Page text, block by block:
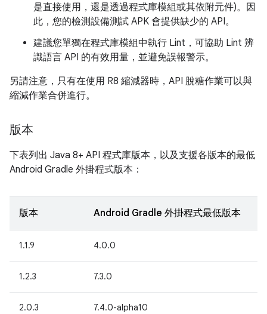
是直接使用，還是透過程式庫模組或其依附元件)。因
此，您的檢測設備測試 APK 會提供缺少的 API。
建議您單獨在程式庫模組中執行 Lint，可協助 Lint 辨
識語言 API 的有效用量，並避免誤報警示。
另請注意，只有在使用 R8 縮減器時，API 脫糖作業可以與
縮減作業合併進行。
版本
下表列出 Java 8+ API 程式庫版本，以及支援各版本的最低
Android Gradle 外掛程式版本：
版本 Android Gradle 外掛程式最低版本
1.1.9 4.0.0
1.2.3 7.3.0
2.0.3 7.4.0-alpha10